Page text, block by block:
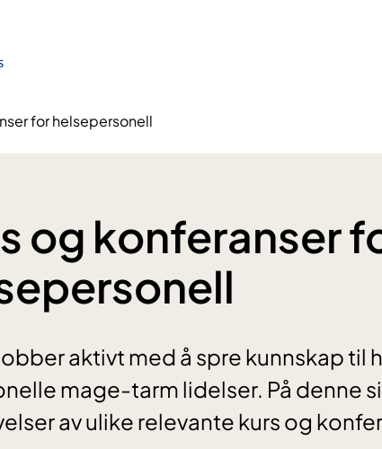
for helsepersonell
og konferanser
aktivt med å spre kunnskap til
mage-tarm lidelser. På denne
av ulike relevante kurs og